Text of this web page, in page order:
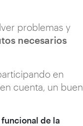
problemas y
necesarios
en
cuenta, un buen
funcional de la